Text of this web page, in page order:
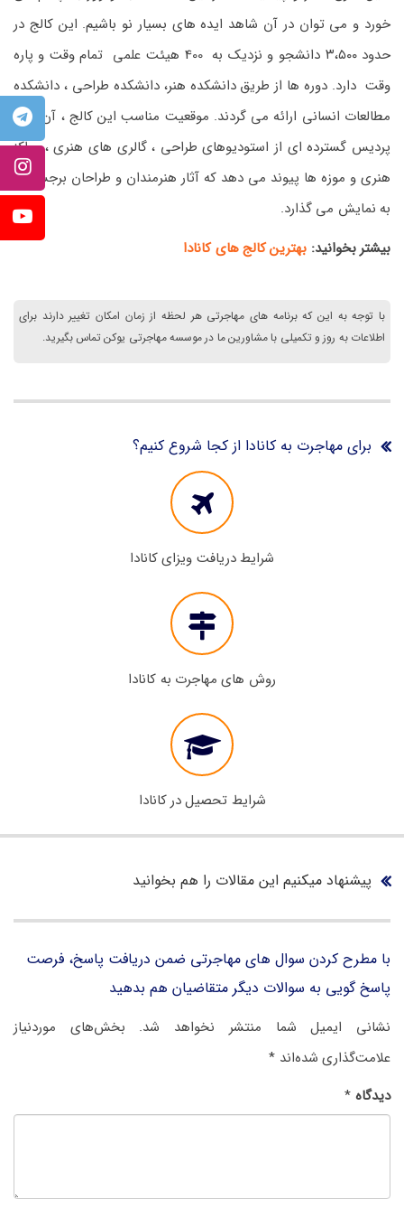
خورد و می توان در آن شاهد ایده های بسیار نو باشیم. این کالج در
حدود ۳،۵۰۰ دانشجو و نزدیک به 400 هیئت علمی تمام وقت و پاره
وقت دارد. دوره ها از طریق دانشکده هنر، دانشکده طراحی ، دانشکده
مطالعات انسانی ارائه می گردند. موقعیت مناسب این کالج ، آن را به
پردیس گسترده ای از استودیوهای طراحی ، گالری های هنری ، مراکز
هنری و موزه ها پیوند می دهد که آثار هنرمندان و طراحان برجسته را
به نمایش می گذارد.
بیشتر بخوانید: بهترین کالج های کانادا
با توجه به این که برنامه های مهاجرتی هر لحظه از زمان امکان تغییر دارند برای
اطلاعات به روز و تکمیلی با مشاورین ما در موسسه مهاجرتی یوکن تماس بگیرید.
برای مهاجرت به کانادا از کجا شروع کنیم؟
شرایط دریافت ویزای کانادا
روش های مهاجرت به کانادا
شرایط تحصیل در کانادا
پیشنهاد میکنیم این مقالات را هم بخوانید
با مطرح کردن سوال های مهاجرتی ضمن دریافت پاسخ، فرصت
پاسخ گویی به سوالات دیگر متقاضیان هم بدهید
نشانی ایمیل شما منتشر نخواهد شد. بخش‌های موردنیاز
علامت‌گذاری شده‌اند *
دیدگاه *